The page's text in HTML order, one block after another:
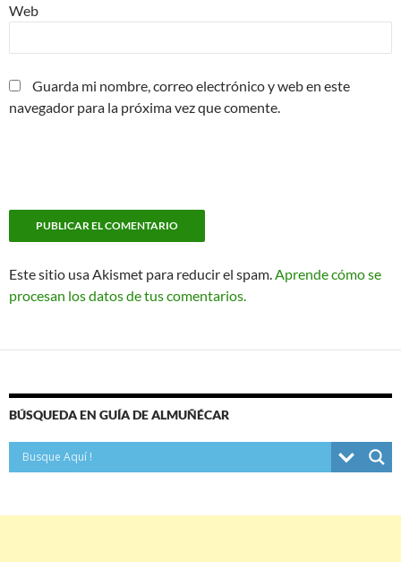
Web
Guarda mi nombre, correo electrónico y web en este
navegador para la próxima vez que comente.
Este sitio usa Akismet para reducir el spam. Aprende cómo se
procesan los datos de tus comentarios.
BÚSQUEDA EN GUÍA DE ALMUÑÉCAR